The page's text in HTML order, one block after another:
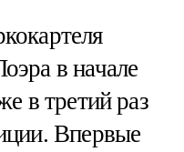
в начале
в третий раз
Впервые